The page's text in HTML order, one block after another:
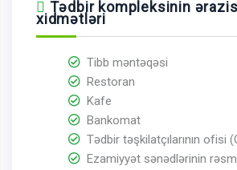
Tədbir kompleksinin
xidmətləri
Tibb məntəqəsi
Restoran
Kafe
Bankomat
Tədbir təşkilatçılarının ofisi
Ezamiyyət sənədlərinin